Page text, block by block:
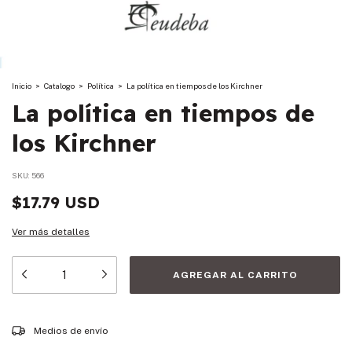
Inicio > Catalogo > Política > La política en tiempos de los Kirchner
La política en tiempos de
los Kirchner
SKU: 566
$17.79 USD
Ver más detalles
Entregas para el CP:
Medios de envío